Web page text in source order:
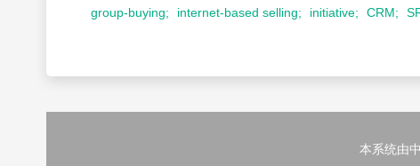
group-buying; internet-based selling; initiative; CRM;
本系统由